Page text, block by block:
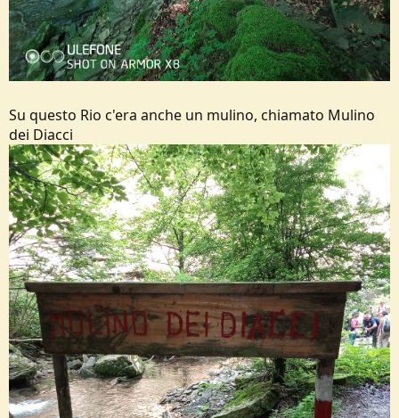
Su questo Rio c'era anche un mulino, chiamato Mulino
dei Diacci